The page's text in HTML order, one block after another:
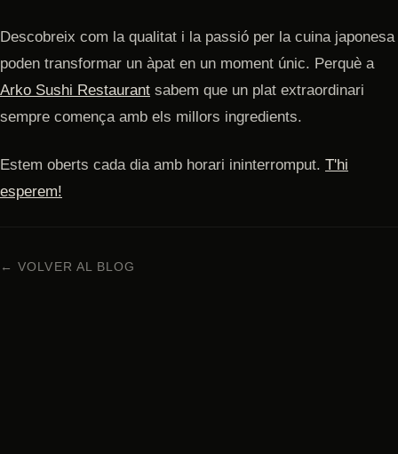
Descobreix com la qualitat i la passió per la cuina japonesa
poden transformar un àpat en un moment únic. Perquè a
Arko Sushi Restaurant sabem que un plat extraordinari
sempre comença amb els millors ingredients.
Estem oberts cada dia amb horari ininterromput. T'hi
esperem!
← VOLVER AL BLOG